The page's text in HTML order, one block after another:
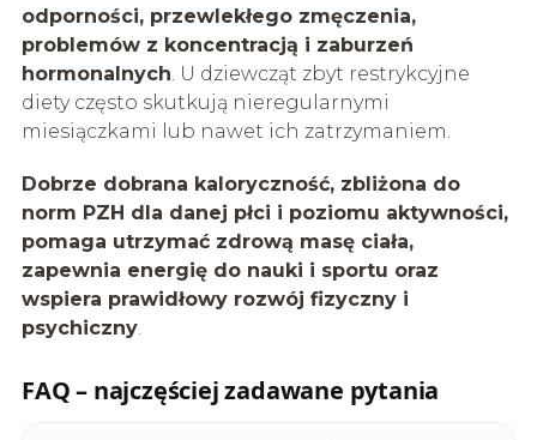
odporności, przewlekłego zmęczenia,
problemów z koncentracją i zaburzeń
hormonalnych. U dziewcząt zbyt restrykcyjne
diety często skutkują nieregularnymi
miesiączkami lub nawet ich zatrzymaniem.
Dobrze dobrana kaloryczność, zbliżona do
norm PZH dla danej płci i poziomu aktywności,
pomaga utrzymać zdrową masę ciała,
zapewnia energię do nauki i sportu oraz
wspiera prawidłowy rozwój fizyczny i
psychiczny.
FAQ – najczęściej zadawane pytania